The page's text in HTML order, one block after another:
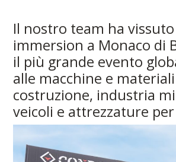
Il nostro team ha
immersion a Monaco di
il più grande evento
alle macchine e
costruzione, industria
veicoli e attrezzature per